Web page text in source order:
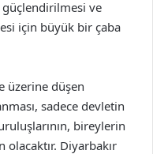
ve
için büyük bir çaba
üzerine düşen
sadece devletin
bireylerin
olacaktır. Diyarbakır